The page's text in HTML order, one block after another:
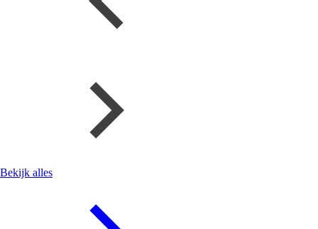
Bekijk alles